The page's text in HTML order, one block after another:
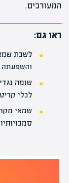
המעורבים.
ראו גם:
לשכת
והשפעתה
שומה
לכלי
שמאי